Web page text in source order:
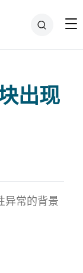
出现
异常的背景